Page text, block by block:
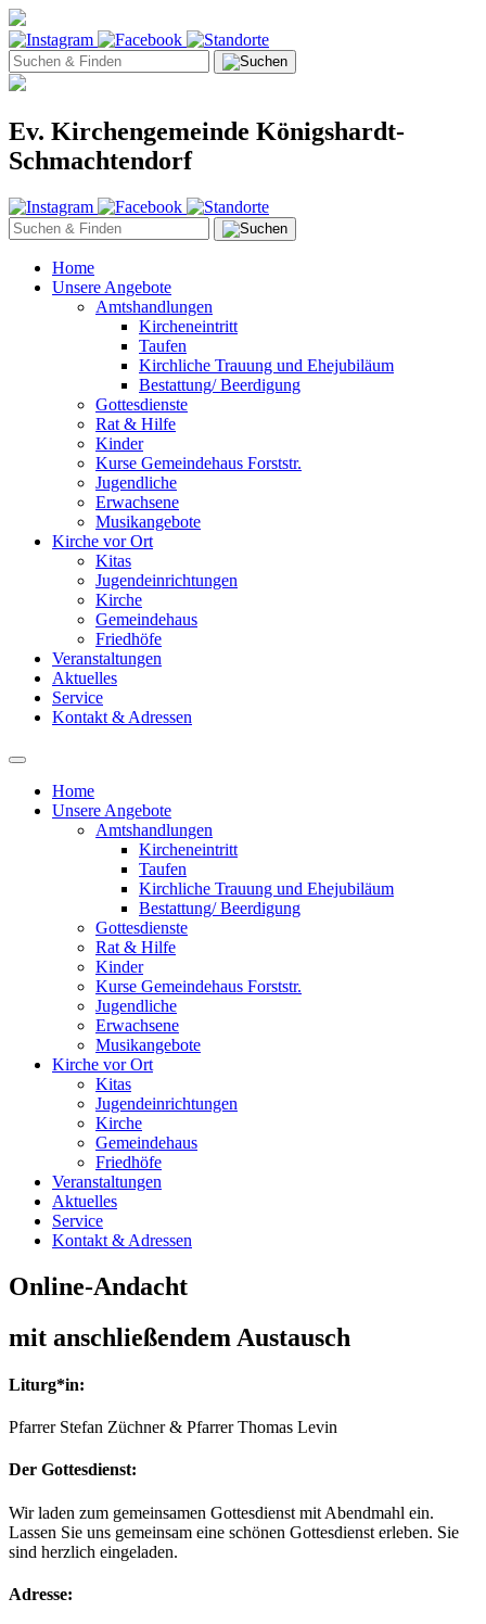
Ev. Kirchengemeinde Königshardt-
Schmachtendorf
Home
Unsere Angebote
Amtshandlungen
Kircheneintritt
Taufen
Kirchliche Trauung und Ehejubiläum
Bestattung/ Beerdigung
Gottesdienste
Rat & Hilfe
Kinder
Kurse Gemeindehaus Forststr.
Jugendliche
Erwachsene
Musikangebote
Kirche vor Ort
Kitas
Jugendeinrichtungen
Kirche
Gemeindehaus
Friedhöfe
Veranstaltungen
Aktuelles
Service
Kontakt & Adressen
Home
Unsere Angebote
Amtshandlungen
Kircheneintritt
Taufen
Kirchliche Trauung und Ehejubiläum
Bestattung/ Beerdigung
Gottesdienste
Rat & Hilfe
Kinder
Kurse Gemeindehaus Forststr.
Jugendliche
Erwachsene
Musikangebote
Kirche vor Ort
Kitas
Jugendeinrichtungen
Kirche
Gemeindehaus
Friedhöfe
Veranstaltungen
Aktuelles
Service
Kontakt & Adressen
Online-Andacht
mit anschließendem Austausch
Liturg*in:
Pfarrer Stefan Züchner & Pfarrer Thomas Levin
Der Gottesdienst:
Wir laden zum gemeinsamen Gottesdienst mit Abendmahl ein.
Lassen Sie uns gemeinsam eine schönen Gottesdienst erleben. Sie
sind herzlich eingeladen.
Adresse: